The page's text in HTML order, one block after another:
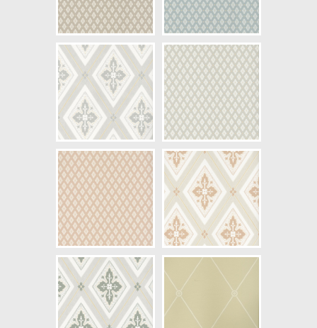
Mönster: Trellis
Struktur: Limtryck
Cirkapris: 1145,00 kr
(Kontakta din färghandlare för
exakt pris.)